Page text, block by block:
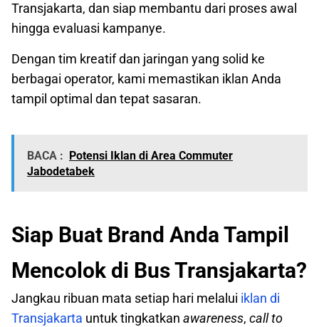
Transjakarta, dan siap membantu dari proses awal
hingga evaluasi kampanye.
Dengan tim kreatif dan jaringan yang solid ke
berbagai operator, kami memastikan iklan Anda
tampil optimal dan tepat sasaran.
BACA :
Potensi Iklan di Area Commuter
Jabodetabek
Siap Buat Brand Anda Tampil
Mencolok di Bus Transjakarta?
Jangkau ribuan mata setiap hari melalui iklan di
Transjakarta untuk tingkatkan awareness, call to